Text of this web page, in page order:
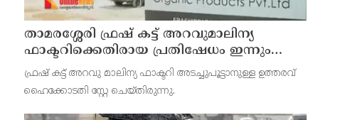
താമരശ്ശേരി ഫ്രഷ് കട്ട് അറവുമാലിന്യ
ഫാക്ടറിക്കെതിരായ പ്രതിഷേധം ഇന്നും
തുടരും
ഫ്രഷ് കട്ട് അറവു മാലിന്യ ഫാക്ടറി അടച്ചുപൂട്ടാനുള്ള ഉത്തരവ്
ഹൈക്കോടതി സ്റ്റേ ചെയ്തിരുന്നു.